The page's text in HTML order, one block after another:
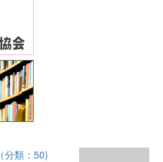
分類：50)